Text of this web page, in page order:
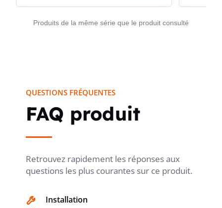
fil H07V-R un choix pertinent pour les professionnels et
installateurs recherchant un fil d’installation facile à
Produits de la même série que le produit consulté
QUESTIONS FRÉQUENTES
FAQ produit
Retrouvez rapidement les réponses aux
questions les plus courantes sur ce produit.
Installation